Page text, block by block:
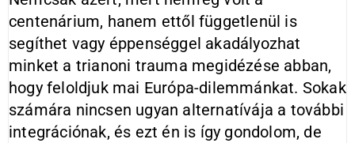
centenárium, hanem ettől függetlenül is
segíthet vagy éppenséggel akadályozhat
minket a trianoni trauma megidézése abban,
hogy feloldjuk mai Európa-dilemmánkat. Sokak
számára nincsen ugyan alternatívája a további
integrációnak, és ezt én is így gondolom, de